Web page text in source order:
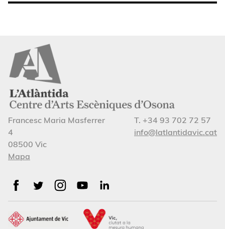
Francesc Maria Masferrer
4
08500 Vic
Mapa
T. +34 93 702 72 57
info@latlantidavic.cat